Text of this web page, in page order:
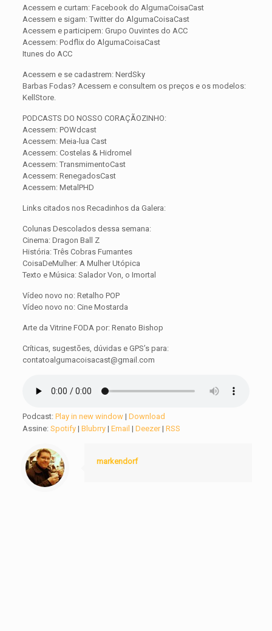
Acessem e curtam: Facebook do AlgumaCoisaCast
Acessem e sigam: Twitter do AlgumaCoisaCast
Acessem e participem: Grupo Ouvintes do ACC
Acessem: Podflix do AlgumaCoisaCast
Itunes do ACC
Acessem e se cadastrem: NerdSky
Barbas Fodas? Acessem e consultem os preços e os modelos:
KellStore.
PODCASTS DO NOSSO CORAÇÃOZINHO:
Acessem: POWdcast
Acessem: Meia-lua Cast
Acessem: Costelas & Hidromel
Acessem: TransmimentoCast
Acessem: RenegadosCast
Acessem: MetalPHD
Links citados nos Recadinhos da Galera:
Colunas Descolados dessa semana:
Cinema: Dragon Ball Z
História: Três Cobras Fumantes
CoisaDeMulher: A Mulher Utópica
Texto e Música: Salador Von, o Imortal
Vídeo novo no: Retalho POP
Vídeo novo no: Cine Mostarda
Arte da Vitrine FODA por: Renato Bishop
Críticas, sugestões, dúvidas e GPS’s para:
contatoalgumacoisacast@gmail.com
Podcast:Play in new window |Download
Assine:Spotify |Blubrry |Email |Deezer|RSS
markendorf